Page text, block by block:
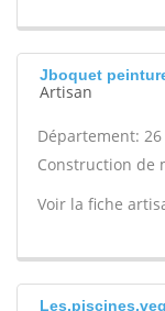
Jboquet
Artisan
Département: 26
Construction de
Voir la fiche